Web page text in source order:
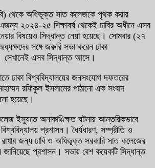
থেকে অধিভূক্ত সাত কলেজকে পৃথক করার
২০২৪-২৫ শিক্ষাবর্ষ থেকেই ঢাবির অধীনে এসব
নেয়ার বিষয়েও সিদ্ধান্ত নেয়া হয়েছে। সোমবার (২৭
সঙ্গে জরুরি সভা করেন ঢাকা
সেখানেই এসব সিদ্ধান্ত আসে।
ঢাকা বিশ্ববিদ্যালয়ের জনসংযোগ দফতরের
রফিকুল ইসলামের পাঠানো এক সংবাদ
হয়েছে।
ইস্যুতে অনাকাঙিক্ষত ঘটনায় আন্তরিকভাবে
প্রশাসন। ধৈর্যধারণ, সম্প্রীতি ও
রাখার জন্য ঢাবি ও অধিভূক্ত সরকারি সাত কলেজের
জানিয়েছে প্রশাসন। সভায় বেশ কয়েকটি সিদ্ধান্ত